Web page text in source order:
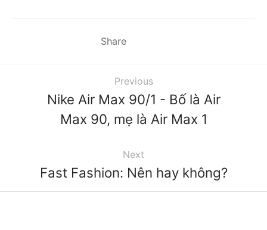
Share
Previous
Nike Air Max 90/1 - Bố là Air
Max 90, mẹ là Air Max 1
Next
Fast Fashion: Nên hay không?